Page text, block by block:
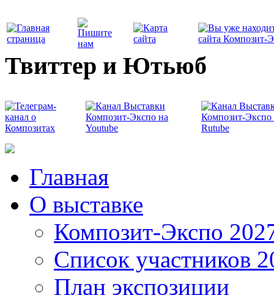
Твиттер и Ютьюб
Главная
О выставке
Композит-Экспо
Список участников
План экспозиции